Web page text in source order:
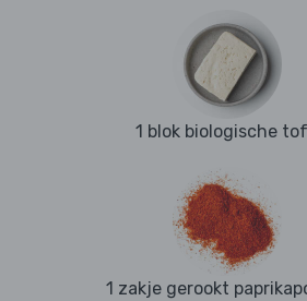
1 blok biologische
1 zakje gerookt